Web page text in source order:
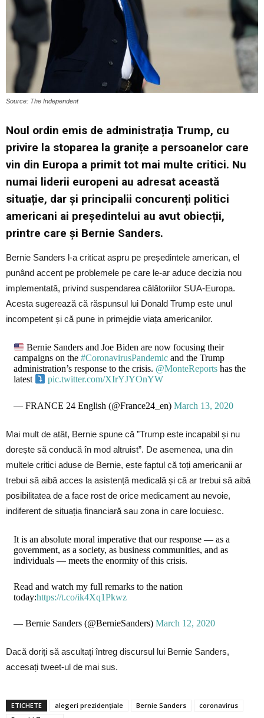
Source: The Independent
Noul ordin emis de administrația Trump, cu
privire la stoparea la granițe a persoanelor care
vin din Europa a primit tot mai multe critici. Nu
numai liderii europeni au adresat această
situație, dar și principalii concurenți politici
americani ai președintelui au avut obiecții,
printre care și Bernie Sanders.
Bernie Sanders l-a criticat aspru pe președintele american, el
punând accent pe problemele pe care le-ar aduce decizia nou
implementată, privind suspendarea călătoriilor SUA-Europa.
Acesta sugerează că răspunsul lui Donald Trump este unul
incompetent și că pune in primejdie viața americanilor.
Bernie Sanders and Joe Biden are now focusing their
campaigns on the #CoronavirusPandemicand the Trump
administration’s response to the crisis. @MonteReportshas the
latest
pic.twitter.com/XIrYJYOnYW
— FRANCE 24 English (@France24_en) March 13, 2020
Mai mult de atât, Bernie spune că ”Trump este incapabil și nu
dorește să conducă în mod altruist”. De asemenea, una din
multele critici aduse de Bernie, este faptul că toți americanii ar
trebui să aibă acces la asistență medicală și că ar trebui să aibă
posibilitatea de a face rost de orice medicament au nevoie,
indiferent de situația financiară sau zona in care locuiesc.
It is an absolute moral imperative that our response — as a
government, as a society, as business communities, and as
individuals — meets the enormity of this crisis.
Read and watch my full remarks to the nation
today:https://t.co/ik4Xq1Pkwz
— Bernie Sanders (@BernieSanders) March 12, 2020
Dacă doriți să ascultați întreg discursul lui Bernie Sanders,
accesați tweet-ul de mai sus.
ETICHETE alegeri prezidențiale Bernie Sanders
coronavirus